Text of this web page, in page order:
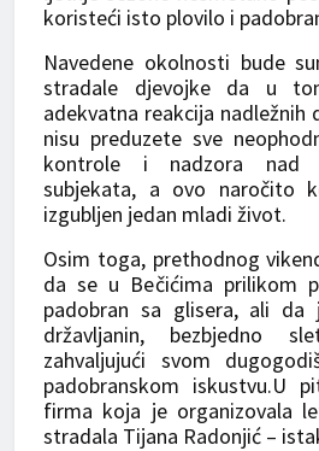
koristeći isto plovilo i
Navedene okolnosti bude
stradale djevojke da u
adekvatna reakcija nadležnih
nisu preduzete sve
kontrole i nadzora nad
subjekata, a ovo naročito
izgubljen jedan mladi život.
Osim toga, prethodnog
da se u Bečićima prilikom
padobran sa glisera, ali da
državljanin, bezbjedno
zahvaljujući svom
padobranskom iskustvu.U
firma koja je organizovala
stradala Tijana Radonjić –